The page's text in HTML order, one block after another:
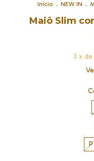
Início . NEW IN .
Maiô Slim
3 x de
P